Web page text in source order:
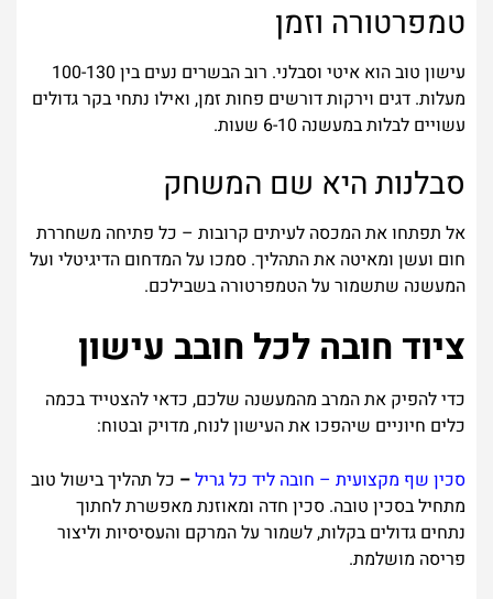
טמפרטורה וזמן
עישון טוב הוא איטי וסבלני. רוב הבשרים נעים בין 100-130
מעלות. דגים וירקות דורשים פחות זמן, ואילו נתחי בקר גדולים
עשויים לבלות במעשנה 6-10 שעות.
סבלנות היא שם המשחק
אל תפתחו את המכסה לעיתים קרובות – כל פתיחה משחררת
חום ועשן ומאיטה את התהליך. סמכו על המדחום הדיגיטלי ועל
המעשנה שתשמור על הטמפרטורה בשבילכם.
ציוד חובה לכל חובב עישון
כדי להפיק את המרב מהמעשנה שלכם, כדאי להצטייד בכמה
כלים חיוניים שיהפכו את העישון לנוח, מדויק ובטוח:
סכין שף מקצועית – חובה ליד כל גריל– כל תהליך בישול טוב
מתחיל בסכין טובה. סכין חדה ומאוזנת מאפשרת לחתוך
נתחים גדולים בקלות, לשמור על המרקם והעסיסיות וליצור
פריסה מושלמת.